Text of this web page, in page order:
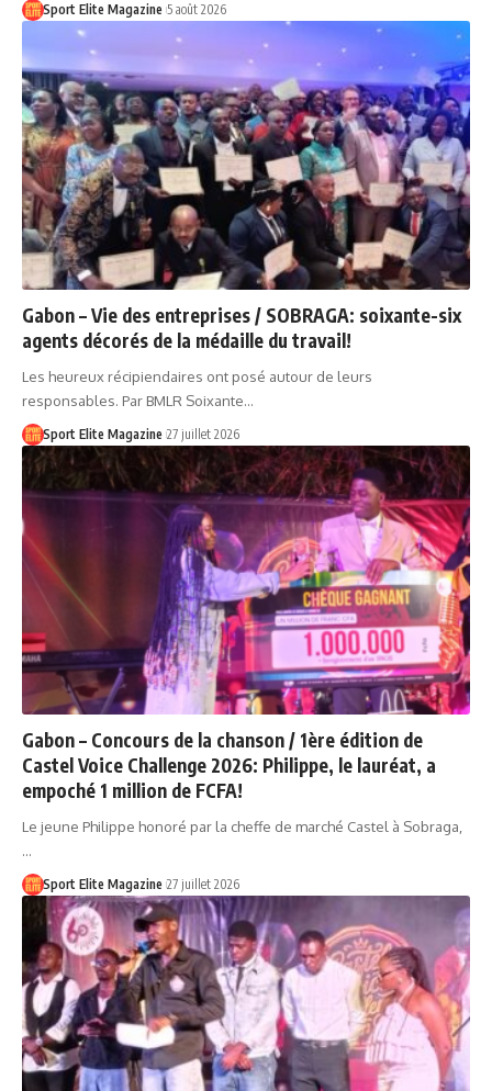
Sport Elite Magazine 5 août 2026
Gabon – Vie des entreprises / SOBRAGA: soixante-six
agents décorés de la médaille du travail!
Les heureux récipiendaires ont posé autour de leurs
responsables. Par BMLR Soixante…
Sport Elite Magazine 27 juillet 2026
Gabon – Concours de la chanson / 1ère édition de
Castel Voice Challenge 2026: Philippe, le lauréat, a
empoché 1 million de FCFA!
Le jeune Philippe honoré par la cheffe de marché Castel à Sobraga,
…
Sport Elite Magazine 27 juillet 2026